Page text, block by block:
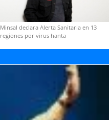
Minsal declara Alerta Sanitaria en 13
regiones por virus hanta